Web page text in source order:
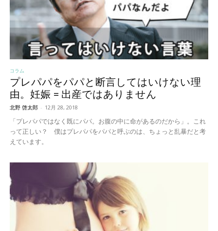
コラム
プレパパをパパと断言してはいけない理
由。妊娠 = 出産ではありません
北野 啓太郎 - 12月 28, 2018
「プレパパではなく既にパパ。お腹の中に命があるのだから」。これ
って正しい？ 僕はプレパパをパパと呼ぶのは、ちょっと乱暴だと考
えています。